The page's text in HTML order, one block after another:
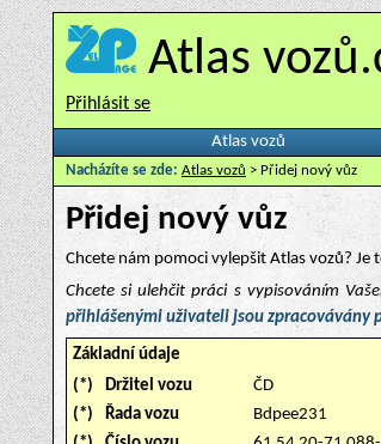
Atlas
Přihlásit se
Atlas vozů
Nacházíte se zde: Atlas vozů > Přidej nový vůz
Přidej nový vůz
Chcete nám pomoci vylepšit Atlas vozů?
Chcete si ulehčit práci s vypisováním
přihlášenými uživateli jsou zpracovávány
Základní údaje
(*)
Držitel vozu
ČD
(*)
Řada vozu
Bdpee231